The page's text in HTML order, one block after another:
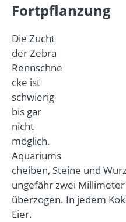
Fortpflanzung
Die Zucht
der Zebra
Rennschne
cke ist
schwierig
bis gar
nicht
möglich.
Aquariums
cheiben, Steine und
ungefähr zwei
überzogen. In jedem
Eier.